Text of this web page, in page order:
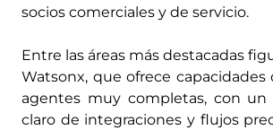
socios comerciales y de servicio.
Entre las áreas más destacadas
Watsonx, que ofrece capacidades
agentes muy completas, con
claro de integraciones y flujos